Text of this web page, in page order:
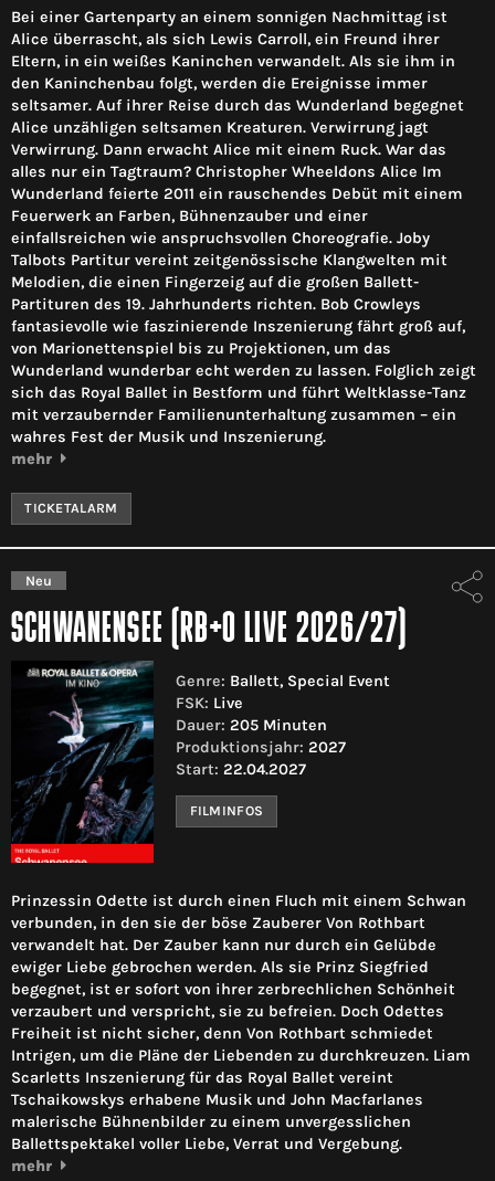
Bei einer Gartenparty an einem sonnigen Nachmittag ist
Alice überrascht, als sich Lewis Carroll, ein Freund ihrer
Eltern, in ein weißes Kaninchen verwandelt. Als sie ihm in
den Kaninchenbau folgt, werden die Ereignisse immer
seltsamer. Auf ihrer Reise durch das Wunderland begegnet
Alice unzähligen seltsamen Kreaturen. Verwirrung jagt
Verwirrung. Dann erwacht Alice mit einem Ruck. War das
alles nur ein Tagtraum? Christopher Wheeldons Alice Im
Wunderland feierte 2011 ein rauschendes Debüt mit einem
Feuerwerk an Farben, Bühnenzauber und einer
einfallsreichen wie anspruchsvollen Choreografie. Joby
Talbots Partitur vereint zeitgenössische Klangwelten mit
Melodien, die einen Fingerzeig auf die großen Ballett-
Partituren des 19. Jahrhunderts richten. Bob Crowleys
fantasievolle wie faszinierende Inszenierung fährt groß auf,
von Marionettenspiel bis zu Projektionen, um das
Wunderland wunderbar echt werden zu lassen. Folglich zeigt
sich das Royal Ballet in Bestform und führt Weltklasse-Tanz
mit verzaubernder Familienunterhaltung zusammen – ein
wahres Fest der Musik und Inszenierung.
mehr
TICKETALARM
Neu
SCHWANENSEE (RB+O LIVE 2026/27)
Genre: Ballett, Special Event
FSK: Live
Dauer: 205 Minuten
Produktionsjahr: 2027
Start: 22.04.2027
FILMINFOS
Prinzessin Odette ist durch einen Fluch mit einem Schwan
verbunden, in den sie der böse Zauberer Von Rothbart
verwandelt hat. Der Zauber kann nur durch ein Gelübde
ewiger Liebe gebrochen werden. Als sie Prinz Siegfried
begegnet, ist er sofort von ihrer zerbrechlichen Schönheit
verzaubert und verspricht, sie zu befreien. Doch Odettes
Freiheit ist nicht sicher, denn Von Rothbart schmiedet
Intrigen, um die Pläne der Liebenden zu durchkreuzen. Liam
Scarletts Inszenierung für das Royal Ballet vereint
Tschaikowskys erhabene Musik und John Macfarlanes
malerische Bühnenbilder zu einem unvergesslichen
Ballettspektakel voller Liebe, Verrat und Vergebung.
mehr